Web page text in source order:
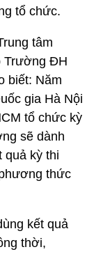
tổ chức.
tâm
Trường ĐH
biết: Năm
gia Hà Nội
tổ chức kỳ
sẽ dành
quả kỳ thi
thức
kết quả
thời,